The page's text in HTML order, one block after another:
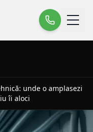
unde o amplasezi
îi aloci